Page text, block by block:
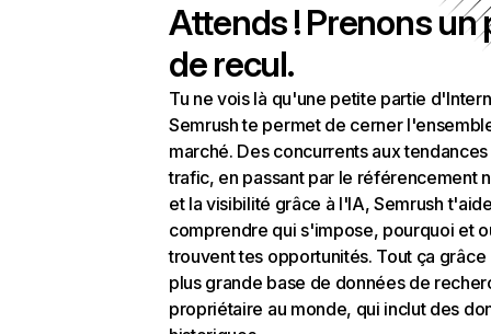
Attends ! Prenons un
de recul.
Tu ne vois là qu'une petite partie
Semrush te permet de cerner
marché. Des concurrents aux
trafic, en passant par le référencement
et la visibilité grâce à l'IA, Semrush
comprendre qui s'impose, pourquoi et
trouvent tes opportunités. Tout ça grâce
plus grande base de données de
propriétaire au monde, qui inclut des